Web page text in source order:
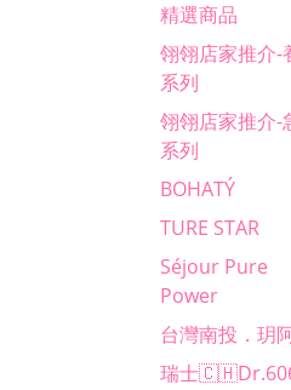
精選商品
翎翎店家推介-
系列
翎翎店家推介-
系列
BOHATÝ
TURE STAR
Séjour Pure
Power
台灣南投．玥
瑞士